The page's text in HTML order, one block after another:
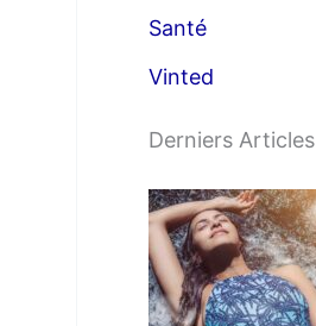
Santé
Vinted
Derniers Articles